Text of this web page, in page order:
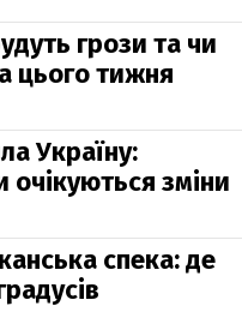
грози та чи
цього тижня
Україну:
очікуються зміни
спека: де